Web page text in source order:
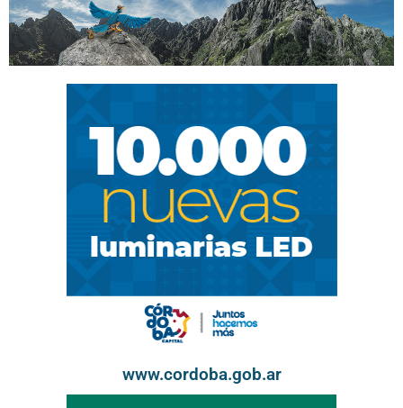
www.cordoba.gob.ar